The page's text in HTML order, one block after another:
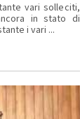
vari solleciti,
in stato di
i vari ...